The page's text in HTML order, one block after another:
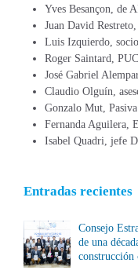
Yves Besançon, de
Juan David
Luis Izquierdo,
Roger Saintard,
José Gabriel
Claudio Olguín,
Gonzalo Mut,
Fernanda Aguilera,
Isabel Quadri, jefe
Entradas recientes
Consejo
de una
construcción